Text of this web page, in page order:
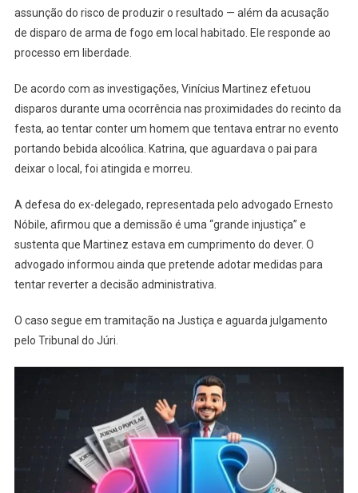
assunção do risco de produzir o resultado — além da acusação
de disparo de arma de fogo em local habitado. Ele responde ao
processo em liberdade.
De acordo com as investigações, Vinícius Martinez efetuou
disparos durante uma ocorrência nas proximidades do recinto da
festa, ao tentar conter um homem que tentava entrar no evento
portando bebida alcoólica. Katrina, que aguardava o pai para
deixar o local, foi atingida e morreu.
A defesa do ex-delegado, representada pelo advogado Ernesto
Nóbile, afirmou que a demissão é uma “grande injustiça” e
sustenta que Martinez estava em cumprimento do dever. O
advogado informou ainda que pretende adotar medidas para
tentar reverter a decisão administrativa.
O caso segue em tramitação na Justiça e aguarda julgamento
pelo Tribunal do Júri.